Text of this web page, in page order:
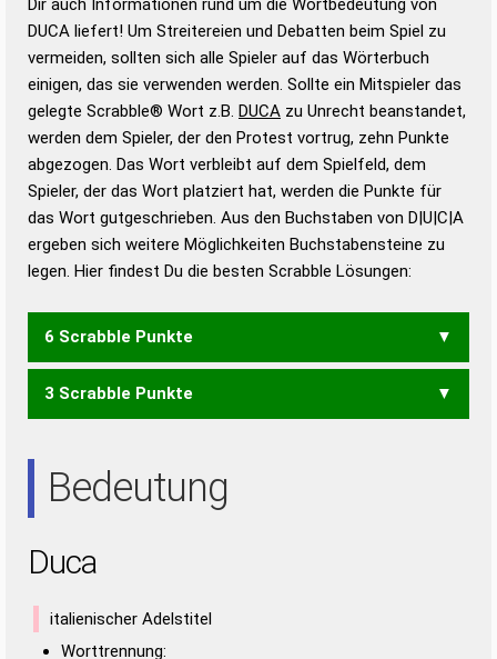
Wortbedeutung, Worttrennung und Wortform, um die
Gültigkeit eines Wortes für das Scrabble-Spiel zu
bestimmen!
zugelassene Turnier Scrabble-
Wörterbücher sind:
Duden – Standardwerk in 12 Bänden
Duden – Richtiges und gutes
Deutsch
Duden – Die deutsche Grammatik
Duden – Deutsches
Universalwörterbuch
Dir auch Informationen rund um die Wortbedeutung von
DUCA liefert! Um Streitereien und Debatten beim Spiel zu
vermeiden, sollten sich alle Spieler auf das Wörterbuch
einigen, das sie verwenden werden. Sollte ein Mitspieler das
gelegte Scrabble® Wort z.B. DUCA zu Unrecht beanstandet,
werden dem Spieler, der den Protest vortrug, zehn Punkte
abgezogen. Das Wort verbleibt auf dem Spielfeld, dem
Spieler, der das Wort platziert hat, werden die Punkte für
das Wort gutgeschrieben. Aus den Buchstaben von D|U|C|A
ergeben sich weitere Möglichkeiten Buchstabensteine zu
legen. Hier findest Du die besten Scrabble Lösungen:
6 Scrabble Punkte
CAD CDU
3 Scrabble Punkte
Bedeutung
Duca
italienischer Adelstitel
Worttrennung: